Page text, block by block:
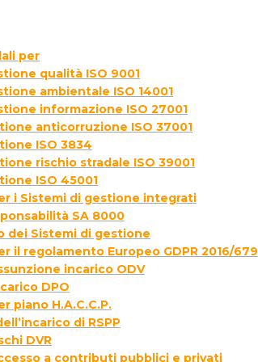
per
qualità ISO 9001
ambientale ISO 14001
informazione ISO 27001
anticorruzione ISO 37001
ISO 3834
rischio stradale ISO 39001
ISO 45001
i Sistemi di gestione integrati
SA 8000
dei Sistemi di gestione
il regolamento Europeo GDPR 2016/679
incarico ODV
DPO
piano H.A.C.C.P.
di RSPP
DVR
a contributi pubblici e privati